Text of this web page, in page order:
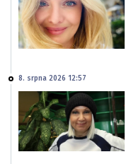
8. srpna 2026 12:57